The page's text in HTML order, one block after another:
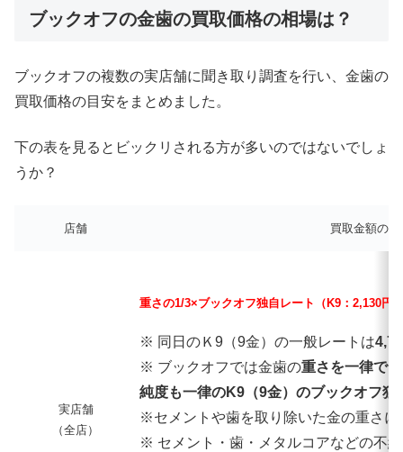
ブックオフの金歯の買取価格の相場は？
ブックオフの複数の実店舗に聞き取り調査を行い、金歯の
買取価格の目安をまとめました。
下の表を見るとビックリされる方が多いのではないでしょ
うか？
店舗 買取金額の
実店舗
（全店）
重さの1/3×ブックオフ独自レート（K9：2,130円
※ 同日のＫ9（9金）の一般レートは
※ ブックオフでは金歯の重さを一律で1/
純度も一律のK9（9金）のブックオフ独
※セメントや歯を取り除いた金の重さに
※ セメント・歯・メタルコアなどの不